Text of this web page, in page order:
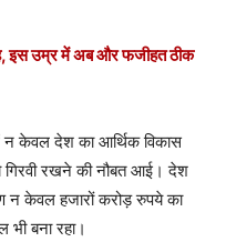
इस उम्र में अब और फजीहत ठीक
न केवल देश का आर्थिक विकास
गिरवी रखने की नौबत आई। देश
न केवल हजारों करोड़ रुपये का
भी बना रहा।